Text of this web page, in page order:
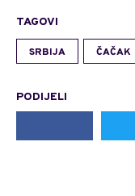
TAGOVI
SRBIJA ČAČAK
PODIJELI